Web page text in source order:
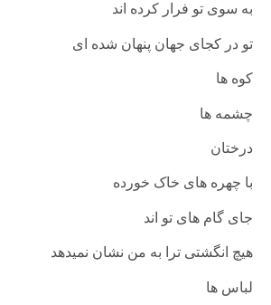
به سوی ‏‏تو فرار کرده ‏اند
تو در کجای جهان پنهان شده ‏ای
کوه ‏ها
چشمه‏ ها
درختان
با چهره ‏های خاک‏ خورده
جای گام‏ های تو اند
هیچ ‏انگشتی ترا به‏ من نشان نمی‏دهد
لباس‏ ها